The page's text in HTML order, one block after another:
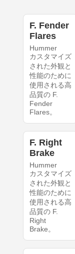
F. Fender
Flares
Hummer
カスタマイズ
された外観と
性能のために
使用される高
品質の F.
Fender
Flares。
F. Right
Brake
Hummer
カスタマイズ
された外観と
性能のために
使用される高
品質の F.
Right
Brake。